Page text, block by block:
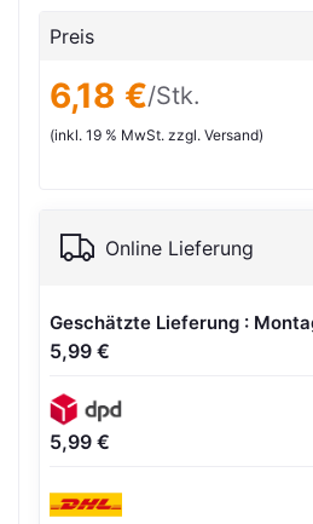
Preis
6,18 €/Stk.
(inkl. 19 % MwSt. zzgl. Versand)
Online Lieferung
Geschätzte Lieferung :
5,99 €
5,99 €